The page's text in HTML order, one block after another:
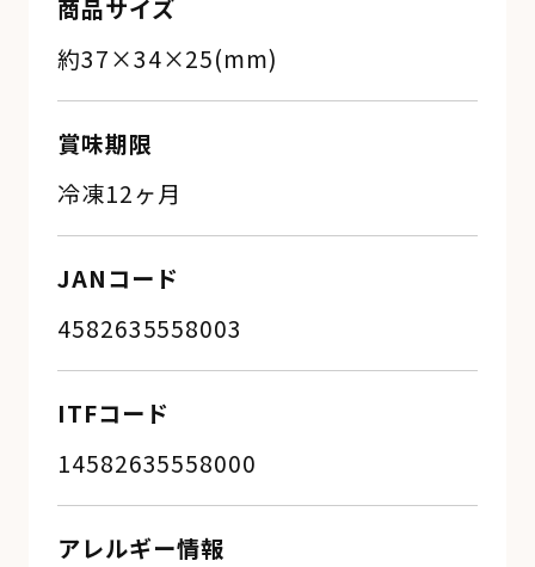
商品サイズ
約37×34×25(mm)
賞味期限
冷凍12ヶ月
JANコード
4582635558003
ITFコード
14582635558000
アレルギー情報